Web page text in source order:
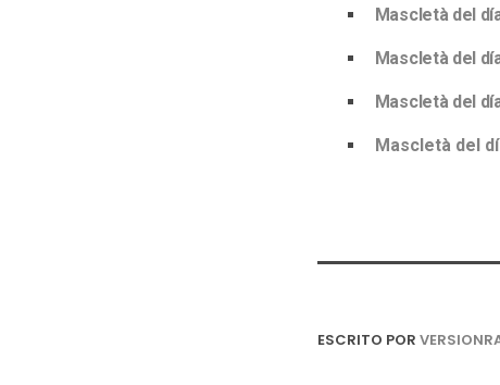
Mascletà del
Mascletà del
Mascletà del
Mascletà del
ESCRITO POR